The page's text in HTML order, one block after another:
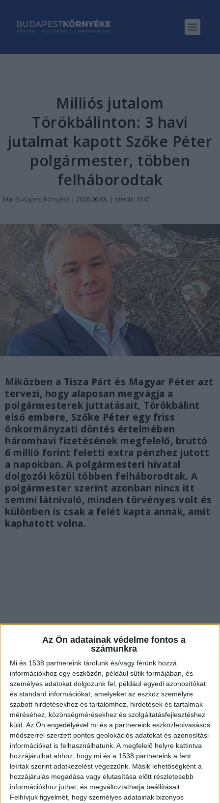
Az Ön adatainak védelme fontos a
számunkra
Mi és 1538 partnereink tárolunk és/vagy férünk hozzá
információkhoz egy eszközön, például sütik formájában, és
személyes adatokat dolgozunk fel, például egyedi azonosítókat
és standard információkat, amelyeket az eszköz személyre
szabott hirdetésekhez és tartalomhoz, hirdetések és tartalmak
méréséhez, közönségmérésekhez és szolgáltatásfejlesztéshez
küld. Az Ön engedélyével mi és a partnereink eszközleolvasásos
módszerrel szerzett pontos geolokációs adatokat és azonosítási
információkat is felhasználhatunk. A megfelelő helyre kattintva
hozzájárulhat ahhoz, hogy mi és a 1538 partnereink a fent
leírtak szerint adatkezelést végezzünk. Másik lehetőségként a
hozzájárulás megadása vagy elutasítása előtt részletesebb
információkhoz juthat, és megváltoztathatja beállításait.
Felhívjuk figyelmét, hogy személyes adatainak bizonyos
Milliós jutalom
Törökbálinton: 3 havi
jutalmat kapott Szőke Péter
polgármester, többen
felháborodtak
Írta: Budapest Környéke | 2026.06.03. | szerda: 11:01
Miközben a Tisza Párt és Magyar Péter azt
tervezi, hogy alaposan megvágja a
polgármesterek juttatásait, Törökbálint
első embere, Szőke Péter egy friss
önkormányzati döntés értelmében
háromhavi fizetésének megfelelő, bruttó
6 millió forint feletti extra pénzhez jutott
a napokban. A polgármesteri hivatal
dolgozói közül többen felháborodtak. A
polgármester szerint azonban nincs itt
semmi látnivaló, minden törvényes volt és
különben is csak a felét kapta annak, amit
kaphatott volna.
Kényes ügy
Nagy port kavart a Tisza Párt azon tervezete,
amely szerint a parlamenti képviselők mellett
megkurtítanák a polgármesterek bérét és
juttatásait is. A tervek ellen több vidéki
városvezető is élesen felszólalt a közelmúltban,
Márki-Zay Péter határozottan bírálta az
elképzelést, míg Algyő vezetője, Molnár Áron